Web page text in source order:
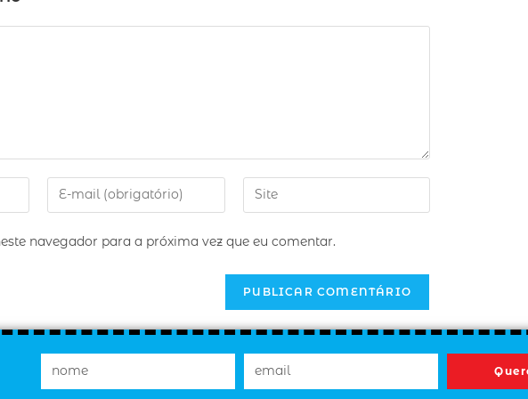
navegador para a próxima vez que eu comentar.